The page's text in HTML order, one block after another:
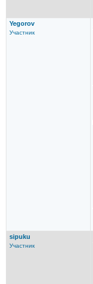
Yegorov
Участник
sipuku
Участник